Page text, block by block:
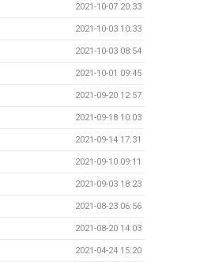
2021-10-07 20:33
2021-10-03 10:33
2021-10-03 08:54
2021-10-01 09:45
2021-09-20 12:57
2021-09-18 10:03
2021-09-14 17:31
2021-09-10 09:11
2021-09-03 18:23
2021-08-23 06:56
2021-08-20 14:03
2021-04-24 15:20